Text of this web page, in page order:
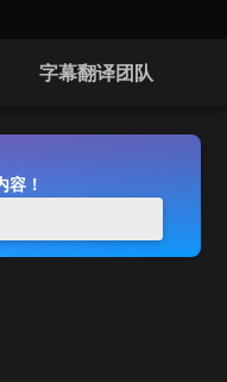
字幕翻译团队
容！